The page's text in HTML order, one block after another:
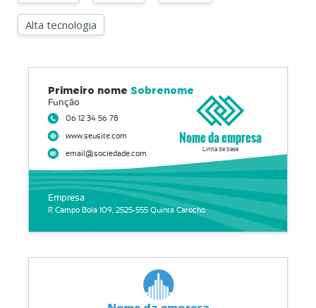
Alta tecnologia
R Campo Bola 109, 2525-555 Quinta Carocho
Empresa
06 12 34 56 78
www.seusite.com
email@sociedade.com
Função
Primeiro nome Sobrenome
Nome da empresa
Linha de base